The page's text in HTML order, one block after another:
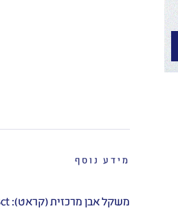
מידע נוסף
משקל אבן מרכזית (קראט): 0.15ct